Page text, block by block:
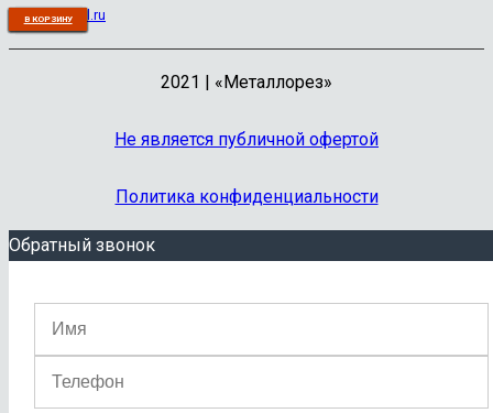
В КОРЗИНУ
В КОРЗИНУ
В КОРЗИНУ
В КОРЗИНУ
В КОРЗИНУ
В КОРЗИНУ
В КОРЗИНУ
В КОРЗИНУ
В КОРЗИНУ
В КОРЗИНУ
ugis08@mail.ru
2021 | «Металлорез»
Не является публичной офертой
Политика конфиденциальности
Обратный звонок